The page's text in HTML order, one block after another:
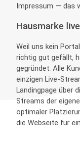
Impressum — das
Hausmarke
Weil uns kein
richtig gut gefällt,
gegründet. Alle
einzigen Live-
Landingpage über
Streams der
optimaler
die Webseite für